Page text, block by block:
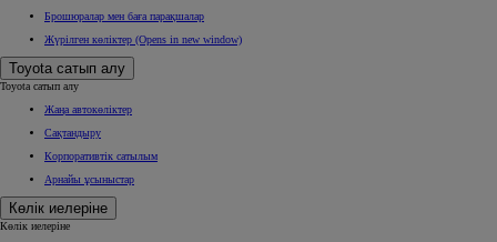
Брошюралар мен баға парақшалар
Жүрілген көліктер (Opens in new window)
Toyota сатып алу
Toyota сатып алу
Жаңа автокөліктер
Сақтандыру
Корпоративтік сатылым
Арнайы ұсыныстар
Көлік иелеріне
Көлік иелеріне